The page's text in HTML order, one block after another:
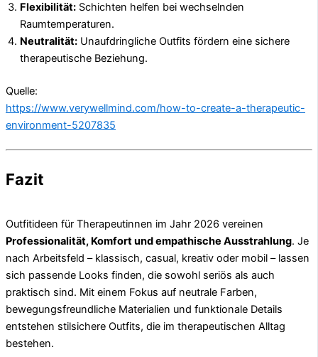
Flexibilität: Schichten helfen bei wechselnden
Raumtemperaturen.
Neutralität: Unaufdringliche Outfits fördern eine sichere
therapeutische Beziehung.
Quelle:
https://www.verywellmind.com/how-to-create-a-therapeutic-
environment-5207835
Fazit
Outfitideen für Therapeutinnen im Jahr 2026 vereinen
Professionalität, Komfort und empathische Ausstrahlung. Je
nach Arbeitsfeld – klassisch, casual, kreativ oder mobil – lassen
sich passende Looks finden, die sowohl seriös als auch
praktisch sind. Mit einem Fokus auf neutrale Farben,
bewegungsfreundliche Materialien und funktionale Details
entstehen stilsichere Outfits, die im therapeutischen Alltag
bestehen.